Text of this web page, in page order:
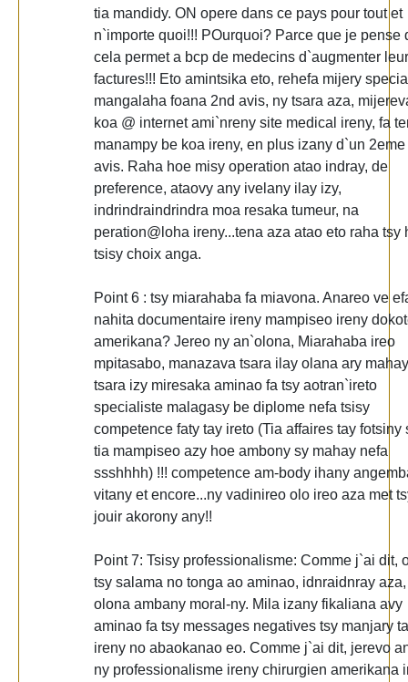
tia mandidy. ON opere dans ce pays pour tout et
n`importe quoi!!! POurquoi? Parce que je pense
cela permet a bcp de medecins d`augmenter leur
factures!!! Eto amintsika eto, rehefa mijery
mangalaha foana 2nd avis, ny tsara aza,
koa @ internet ami`nreny site medical ireny, fa
manampy be koa ireny, en plus izany d`un 2eme
avis. Raha hoe misy operation atao indray, de
preference, ataovy any ivelany ilay izy,
indrindraindrindra moa resaka tumeur, na
peration@loha ireny...tena aza atao eto raha tsy
tsisy choix anga.
Point 6 : tsy miarahaba fa miavona. Anareo ve
nahita documentaire ireny mampiseo ireny
amerikana? Jereo ny an`olona, Miarahaba ireo
mpitasabo, manazava tsara ilay olana ary mahay
tsara izy miresaka aminao fa tsy aotran`ireto
specialiste malagasy be diplome nefa tsisy
competence faty tay ireto (Tia affaires tay fotsiny
tia mampiseo azy hoe ambony sy mahay nefa
ssshhhh) !!! competence am-body ihany
vitany et encore...ny vadinireo olo ireo aza met
jouir akorony any!!
Point 7: Tsisy professionalisme: Comme j`ai dit,
tsy salama no tonga ao aminao, idnraidnray aza,
olona ambany moral-ny. Mila izany fikaliana avy
aminao fa tsy messages negatives tsy manjary
ireny no abaokanao eo. Comme j`ai dit, jerevo
ny professionalisme ireny chirurgien amerikana